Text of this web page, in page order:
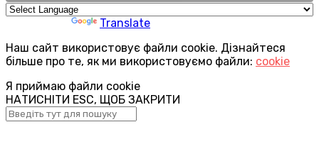
Translate
Наш сайт використовує файли cookie. Дізнайтеся
більше про те, як ми використовуємо файли: cookie
Я приймаю файли cookie
НАТИСНІТИ ESC, ЩОБ ЗАКРИТИ